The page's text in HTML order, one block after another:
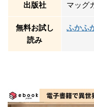
出版社 マッグ
無料お試し
読み
ふかふ